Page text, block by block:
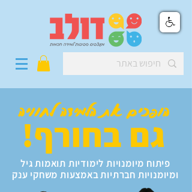
גם בחורף!
הופכים את הלמידה לחוויה
פיתוח מיומנויות לימודיות תואמות גיל
ומיומנויות חברתיות באמצעות משחקי ענק